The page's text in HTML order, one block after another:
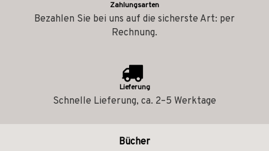
Zahlungsarten
Bezahlen Sie bei uns auf die sicherste Art: per
Rechnung.
Lieferung
Schnelle Lieferung, ca. 2–5 Werktage
Bücher